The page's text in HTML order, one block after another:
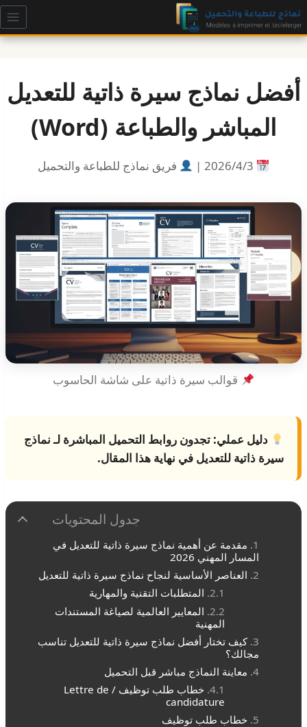
التجاوز
إلى
المحتوى
أفضل نماذج سيرة ذاتية للتعديل
المباشر والطباعة (Word)
فريق نماذج للطباعة والتحميل
قوالب سيرة ذاتية على شاشة الحاسوب
دليل عملي: تجدون روابط التحميل المباشرة لـنماذج
سيرة ذاتية للتعديل في نهاية هذا المقال.
جدول المحتويات
مقدمة عن أهمية نماذج سيرة ذاتية للتعديل في
المسار المهني 2026
العناصر الأساسية لنجاح نماذج سيرة ذاتية للتعديل
المتطلبات التقنية والمهارية
المعايير العالمية لصياغة المستندات
المهنية
كيف تختار أفضل نماذج سيرة ذاتية للتعديل تناسب
مجالك؟
معاينة النماذج مباشر قبل التحميل
خطاب طلب توظيف / Lettre de
candidature
خطاب طلب توظيف